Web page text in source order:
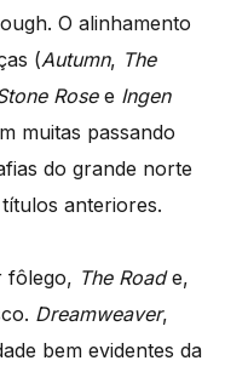
O alinhamento
(Autumn, The
Rosee Ingen
muitas passando
do grande norte
anteriores.
fôlego, The Roade,
Dreamweaver,
bem evidentes da